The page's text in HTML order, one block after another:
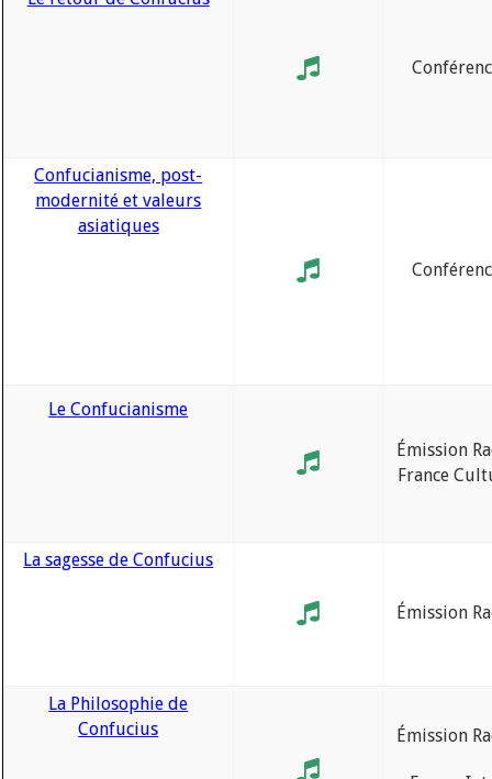
Confucianisme, post-
modernité et valeurs
asiatiques
Le Confucianisme
Émission
France
La sagesse de Confucius
Émission
La Philosophie de
Confucius
Émission